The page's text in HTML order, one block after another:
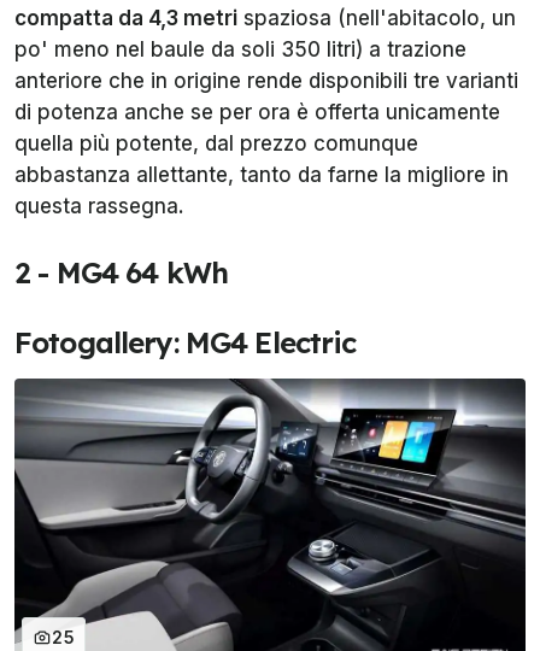
compatta da 4,3 metri spaziosa (nell'abitacolo, un
po' meno nel baule da soli 350 litri) a trazione
anteriore che in origine rende disponibili tre varianti
di potenza anche se per ora è offerta unicamente
quella più potente, dal prezzo comunque
abbastanza allettante, tanto da farne la migliore in
questa rassegna.
2 - MG4 64 kWh
Fotogallery: MG4 Electric
25